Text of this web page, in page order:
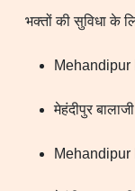
भक्तों की सुविधा के
मेहंदीपुर